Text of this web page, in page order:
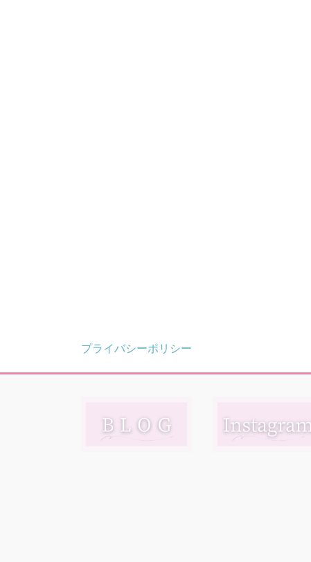
プライバシーポリシー